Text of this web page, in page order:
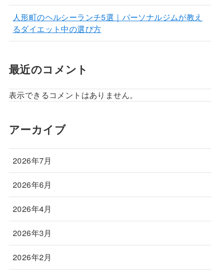
人形町のヘルシーランチ5選｜パーソナルジムが教え
るダイエット中の選び方
最近のコメント
表示できるコメントはありません。
アーカイブ
2026年7月
2026年6月
2026年4月
2026年3月
2026年2月